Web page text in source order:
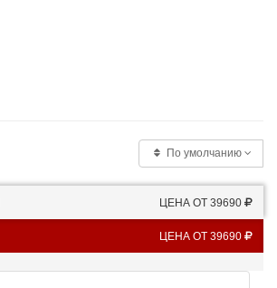
По умолчанию
ЦЕНА ОТ 39690
ЦЕНА ОТ 39690